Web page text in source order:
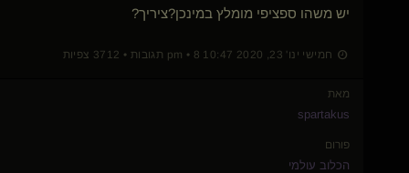
יש משהו ספציפי מומלץ במינכן?ציריך?
חמישי ינו' 23, 2020 10:47 pm • 8 תגובות • 3712 צפיות
מאת
spartakus
פורום
הכלוב עולמי